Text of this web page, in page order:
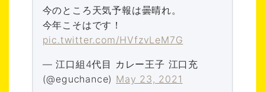
今のところ天気予報は曇晴れ。
今年こそはです！
pic.twitter.com/HVfzvLeM7G
— 江口組4代目 カレー王子 江口充
(@eguchance) May 23, 2021